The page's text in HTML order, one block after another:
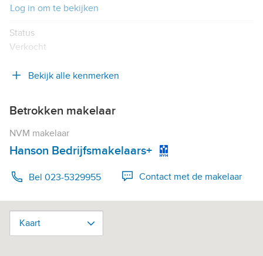
Log in om te bekijken
Status
Verkocht
Bekijk alle kenmerken
Betrokken makelaar
NVM makelaar
Hanson Bedrijfsmakelaars+
Bel 023-5329955 Contact met de makelaar
Kaart
Kaart